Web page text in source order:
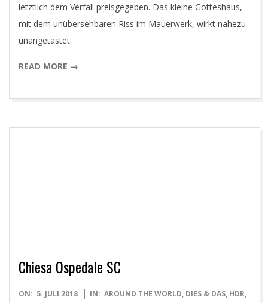
letztlich dem Verfall preisgegeben. Das kleine Gotteshaus,
mit dem unübersehbaren Riss im Mauerwerk, wirkt nahezu
unangetastet.
READ MORE →
Chiesa Ospedale SC
2018-
ON: 5. JULI 2018 IN: AROUND THE WORLD, DIES & DAS, HDR,